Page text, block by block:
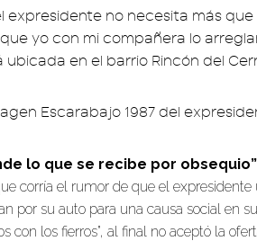
expresidente no necesita más
yo con mi compañera lo
ubicada en el barrio Rincón del
lo que se recibe por obsequio”
corría el rumor de que el
por su auto para una causa social en
con los fierros”, al final no aceptó la